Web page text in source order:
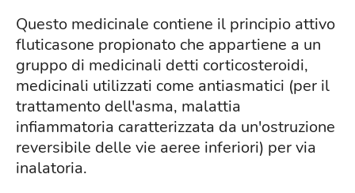
Questo medicinale contiene il principio attivo
fluticasone propionato che appartiene a un
gruppo di medicinali detti corticosteroidi,
medicinali utilizzati come antiasmatici (per il
trattamento dell'asma, malattia
infiammatoria caratterizzata da un'ostruzione
reversibile delle vie aeree inferiori) per via
inalatoria.